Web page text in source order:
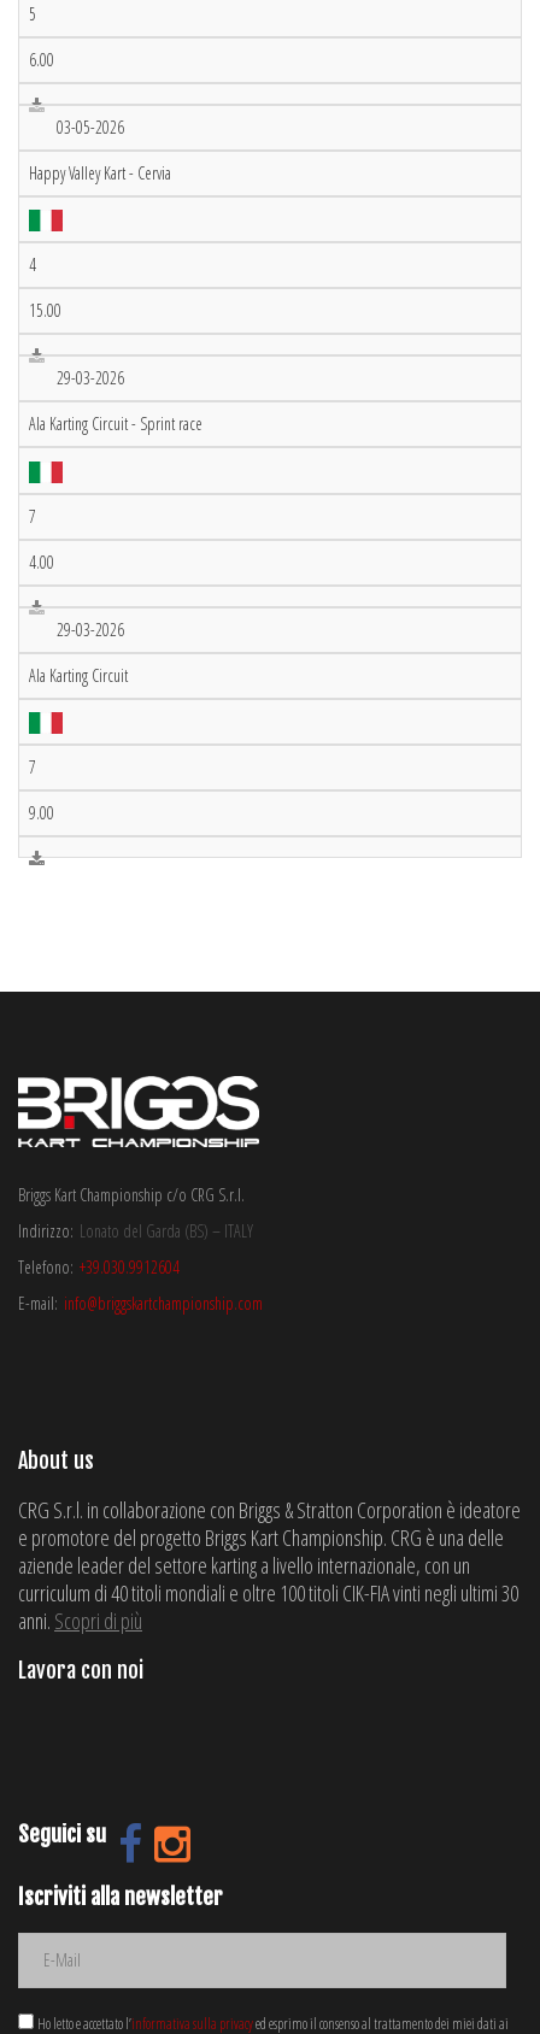
5
6.00
03-05-2026
Happy Valley Kart - Cervia
4
15.00
29-03-2026
Ala Karting Circuit - Sprint race
7
4.00
29-03-2026
Ala Karting Circuit
7
9.00
Briggs Kart Championship c/o CRG S.r.l.
Indirizzo: Lonato del Garda (BS) – ITALY
Telefono: +39.030.9912604
E-mail: info@briggskartchampionship.com
About us
CRG S.r.l. in collaborazione con Briggs & Stratton Corporation è ideatore
e promotore del progetto Briggs Kart Championship. CRG è una delle
aziende leader del settore karting a livello internazionale, con un
curriculum di 40 titoli mondiali e oltre 100 titoli CIK-FIA vinti negli ultimi 30
anni. Scopri di più
Lavora con noi
Seguici su
Iscriviti alla newsletter
Ho letto e accettato l’informativa sulla privacyed esprimo il consenso al trattamento dei miei dati ai